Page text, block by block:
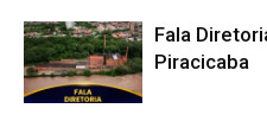
Fala
Piracicaba